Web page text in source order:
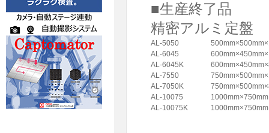
■生産終了品
精密アルミ定盤
AL-5050
AL-6045
AL-6045K
AL-7550
AL-7050K
AL-10075
AL-10075K